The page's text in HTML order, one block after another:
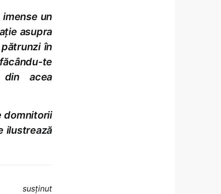
un
asupra
în
te
acea
domnitorii
ilustrează
susţinut